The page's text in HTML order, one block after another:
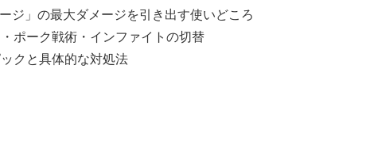
ジ」の最大ダメージを引き出す使いどころ
ポーク戦術・インファイトの切替
クと具体的な対処法